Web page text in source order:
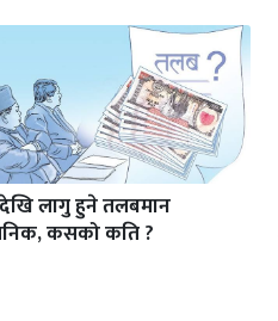
लागु हुने तलबमान
कसको कति ?